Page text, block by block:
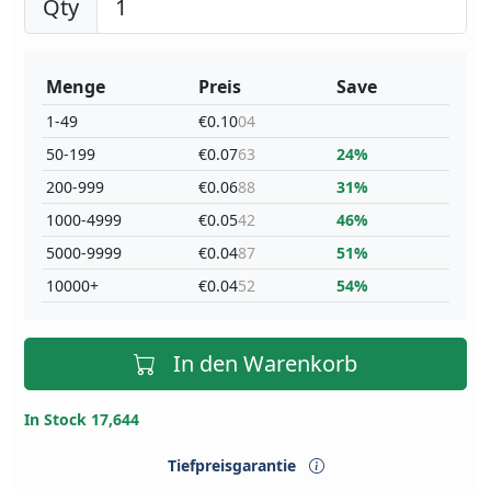
Qty
Menge
1-49
50-199
200-999
1000-4999
5000-9999
10000+
Preis
€0.1004
€0.0763
€0.0688
€0.0542
€0.0487
€0.0452
Save
24%
31%
46%
51%
54%
In den Warenkorb
In Stock 17,644
Tiefpreisgarantie